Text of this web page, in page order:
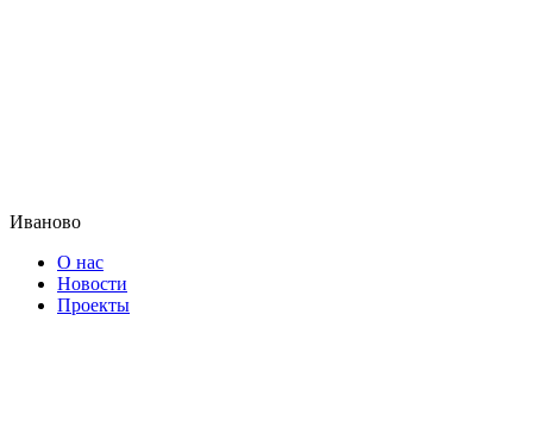
Иваново
О нас
Новости
Проекты